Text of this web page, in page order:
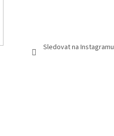
Sledovat na Instagramu